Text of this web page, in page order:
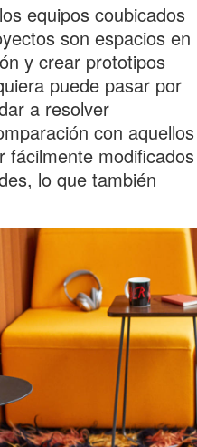
equipos coubicados
son espacios en
y crear prototipos
puede pasar por
a resolver
con aquellos
fácilmente modificados
lo que también